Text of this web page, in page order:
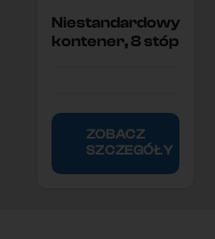
Niestandardowy
kontener, 8 stóp
ZOBACZ
SZCZEGÓŁY